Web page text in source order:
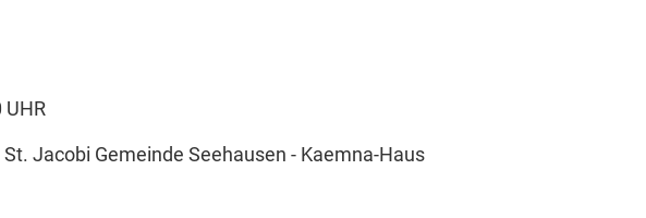
UHR
Jacobi Gemeinde Seehausen - Kaemna-Haus